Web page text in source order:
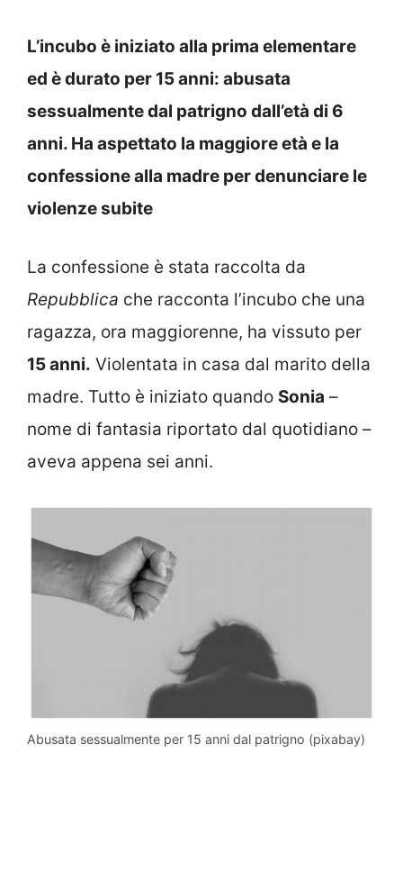
L’incubo è iniziato alla prima elementare
ed è durato per 15 anni: abusata
sessualmente dal patrigno dall’età di 6
anni. Ha aspettato la maggiore età e la
confessione alla madre per denunciare le
violenze subite
La confessione è stata raccolta da
Repubblica che racconta l’incubo che una
ragazza, ora maggiorenne, ha vissuto per
15 anni. Violentata in casa dal marito della
madre. Tutto è iniziato quando Sonia –
nome di fantasia riportato dal quotidiano –
aveva appena sei anni.
Abusata sessualmente per 15 anni dal patrigno (pixabay)